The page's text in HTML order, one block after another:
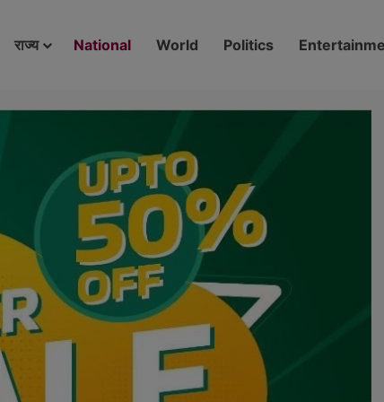
राज्य National World Politics